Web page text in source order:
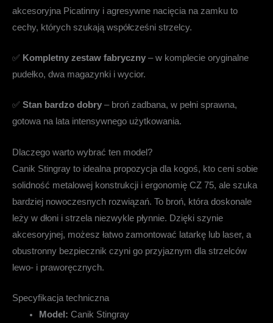
akcesoryjna Picatinny i agresywne nacięcia na zamku to
cechy, których szukają współcześni strzelcy.
✅ Kompletny zestaw fabryczny – w komplecie oryginalne
pudełko, dwa magazynki i wycior.
✅ Stan bardzo dobry – broń zadbana, w pełni sprawna,
gotowa na lata intensywnego użytkowania.
Dlaczego warto wybrać ten model?
Canik Stingray to idealna propozycja dla kogoś, kto ceni sobie
solidność metalowej konstrukcji i ergonomię CZ 75, ale szuka
bardziej nowoczesnych rozwiązań. To broń, która doskonale
leży w dłoni i strzela niezwykle płynnie. Dzięki szynie
akcesoryjnej, możesz łatwo zamontować latarkę lub laser, a
obustronny bezpiecznik czyni go przyjaznym dla strzelców
lewo- i praworęcznych.
Specyfikacja techniczna
Model: Canik Stingray